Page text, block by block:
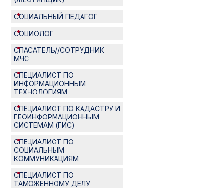
СОЦИАЛЬНЫЙ ПЕДАГОГ
СОЦИОЛОГ
СПАСАТЕЛЬ//СОТРУДНИК
МЧС
СПЕЦИАЛИСТ ПО
ИНФОРМАЦИОННЫМ
ТЕХНОЛОГИЯМ
СПЕЦИАЛИСТ ПО КАДАСТРУ И
ГЕОИНФОРМАЦИОННЫМ
СИСТЕМАМ (ГИС)
СПЕЦИАЛИСТ ПО
СОЦИАЛЬНЫМ
КОММУНИКАЦИЯМ
СПЕЦИАЛИСТ ПО
ТАМОЖЕННОМУ ДЕЛУ